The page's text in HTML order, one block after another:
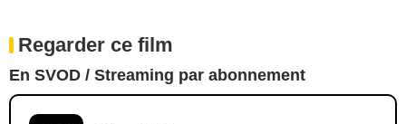
Regarder ce film
En SVOD / Streaming par abonnement